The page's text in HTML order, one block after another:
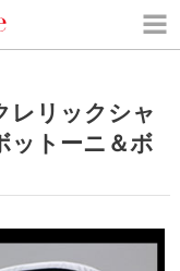
レリックシャ
ットーニ＆ボ